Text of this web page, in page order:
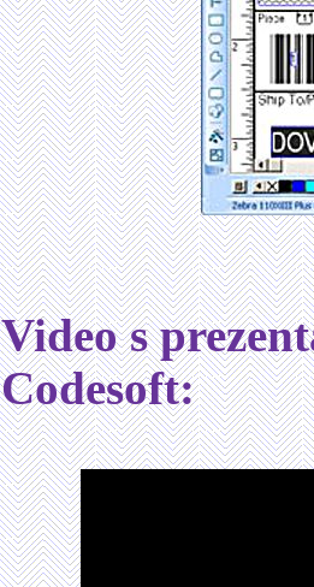
Video s
Codesoft: